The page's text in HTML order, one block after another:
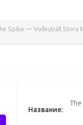
Spike — Volleyball Story
Название:
The